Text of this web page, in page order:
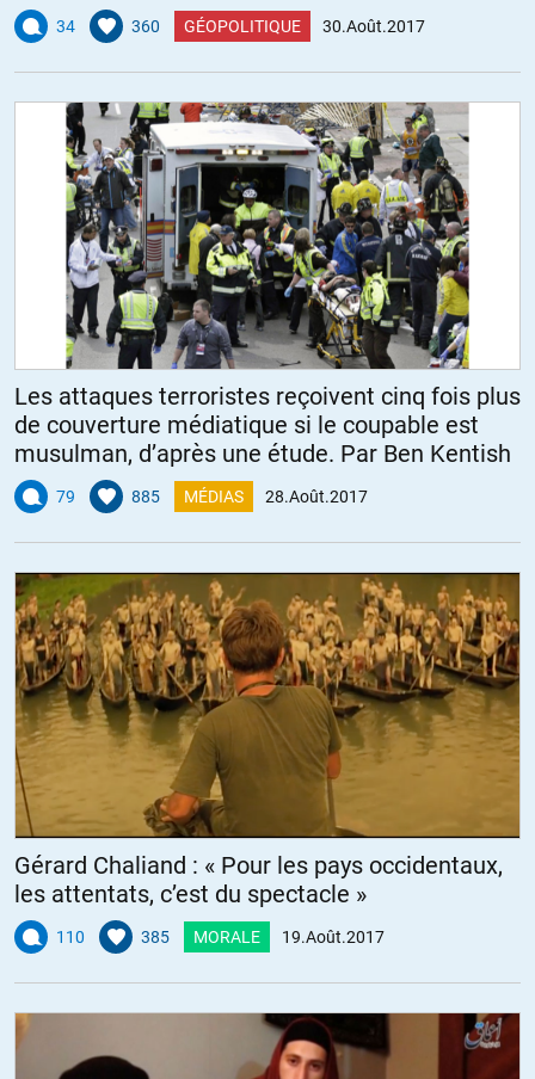
34 360 GÉOPOLITIQUE 30.Août.2017
Les attaques terroristes reçoivent cinq fois plus
de couverture médiatique si le coupable est
musulman, d’après une étude. Par Ben Kentish
79 885 MÉDIAS 28.Août.2017
Gérard Chaliand : « Pour les pays occidentaux,
les attentats, c’est du spectacle »
110 385 MORALE 19.Août.2017